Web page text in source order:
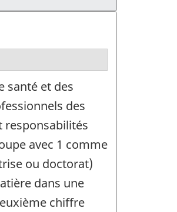
santé et des
des
responsabilités
avec 1 comme
ou doctorat)
dans une
chiffre